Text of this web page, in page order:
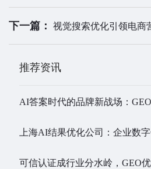
下一篇： 视觉搜索优化引领电商
推荐资讯